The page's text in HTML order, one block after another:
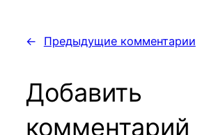
← Предыдущие комментарии
Добавить
комментарий